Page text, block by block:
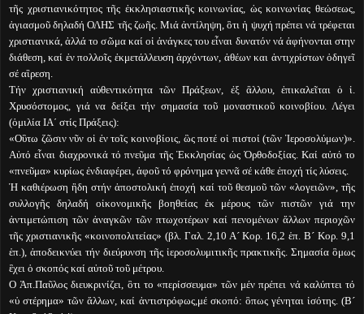
τῆς χριστιανικότητος τῆς ἐκκλησιαστικῆς κοινωνίας, ὡς κοινωνίας θεώσεως,
ἁγιασμοῦ δηλαδή ΟΛΗΣ τῆς ζωῆς. Μιά ἀντίληψη, ὃτι ἡ ψυχή πρέπει νά τρέφεται
χριστιανικά, ἀλλά το σῶμα καί οἱ ἀνάγκες του εἶναι δυνατόν νά ἀφήνονται στην
διάθεση, καί ἐν πολλοῖς ἐκμετάλλευση ἀρχόντων, ἀθέων και ἀντιχρίστων ὁδηγεῖ
σέ αἳρεση.
Τήν χριστιανική αὐθεντικότητα τῶν Πράξεων, ἐξ ἂλλου, ἐπικαλεῖται ὁ ἱ.
Χρυσόστομος, γιά να δείξει τήν σημασία τοῦ μοναστικοῦ κοινοβίου. Λέγει
(ὁμιλία ΙΑ΄ στίς Πράξεις):
«Οὓτω ζῶσιν νῦν οἱ ἐν τοῖς κοινοβίοις, ὣς ποτέ οἱ πιστοί (τῶν Ἱεροσολύμων)».
Αὐτό εἶναι διαχρονικά τό πνεῦμα τῆς Ἐκκλησίας ὡς Ὀρθοδοξίας. Καί αὐτό το
«πνεῦμα» κυρίως ἐνδιαφέρει, ἀφοῦ τό φρόνημα γεννᾶ σέ κάθε ἐποχή τίς λύσεις.
Ἡ καθιέρωση ἢδη στήν ἀποστολική ἐποχή καί τοῦ θεσμοῦ τῶν «λογειῶν», τῆς
συλλογῆς δηλαδή οἰκονομικῆς βοηθείας ἐκ μέρους τῶν πιστῶν γιά την
ἀντιμετώπιση τῶν ἀναγκῶν τῶν πτωχοτέρων καί πενομένων ἄλλων περιοχῶν
τῆς χριστιανικῆς «κοινοπολιτείας» (βλ. Γαλ. 2,10 Α´ Κορ. 16,2 ἑπ. Β´ Κορ. 9,1
ἑπ.), ἀποδεικνύει τήν διεύρυνση τῆς ἱεροσολυμιτικῆς πρακτικῆς. Σημασία ὃμως
ἒχει ὁ σκοπός καί αὐτοῦ τοῦ μέτρου.
Ο Ἀπ.Παῦλος διευκρινίζει, ὃτι το «περίσσευμα» τῶν μέν πρέπει νά καλύπτει τό
«ὑ στέρημα» τῶν ἄλλων, καί ἀντιστρόφως,μέ σκοπό: ὃπως γένηται ἰσότης. (Β´